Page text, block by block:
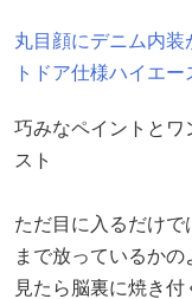
丸目顔にデニム内装
トドア仕様ハイエー
巧みなペイントとワ
スト
ただ目に入るだけ
まで放っているか
見たら脳裏に焼き